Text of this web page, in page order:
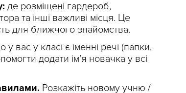
де розміщені гардероб,
та інші важливі місця. Це
для ближчого знайомства.
у вас у класі є іменні речі (папки,
додати ім’я новачка у всі
Розкажіть новому учню /